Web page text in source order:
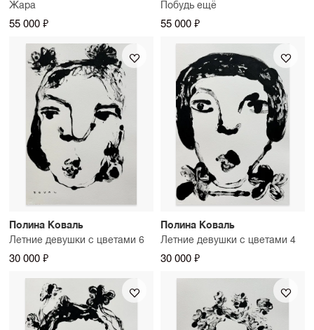
Жара
55 000 ₽
Побудь ещё
55 000 ₽
Полина Коваль
Летние девушки с цветами 6
30 000 ₽
Полина Коваль
Летние девушки с цветами 4
30 000 ₽